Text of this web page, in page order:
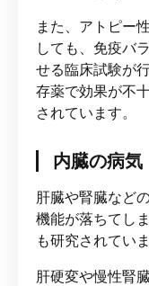
また、アトピー
しても、免疫バ
せる臨床試験が
存薬で効果が不
されています。
内臓の病気
肝臓や腎臓など
機能が落ちてし
も研究されていま
肝硬変や慢性腎